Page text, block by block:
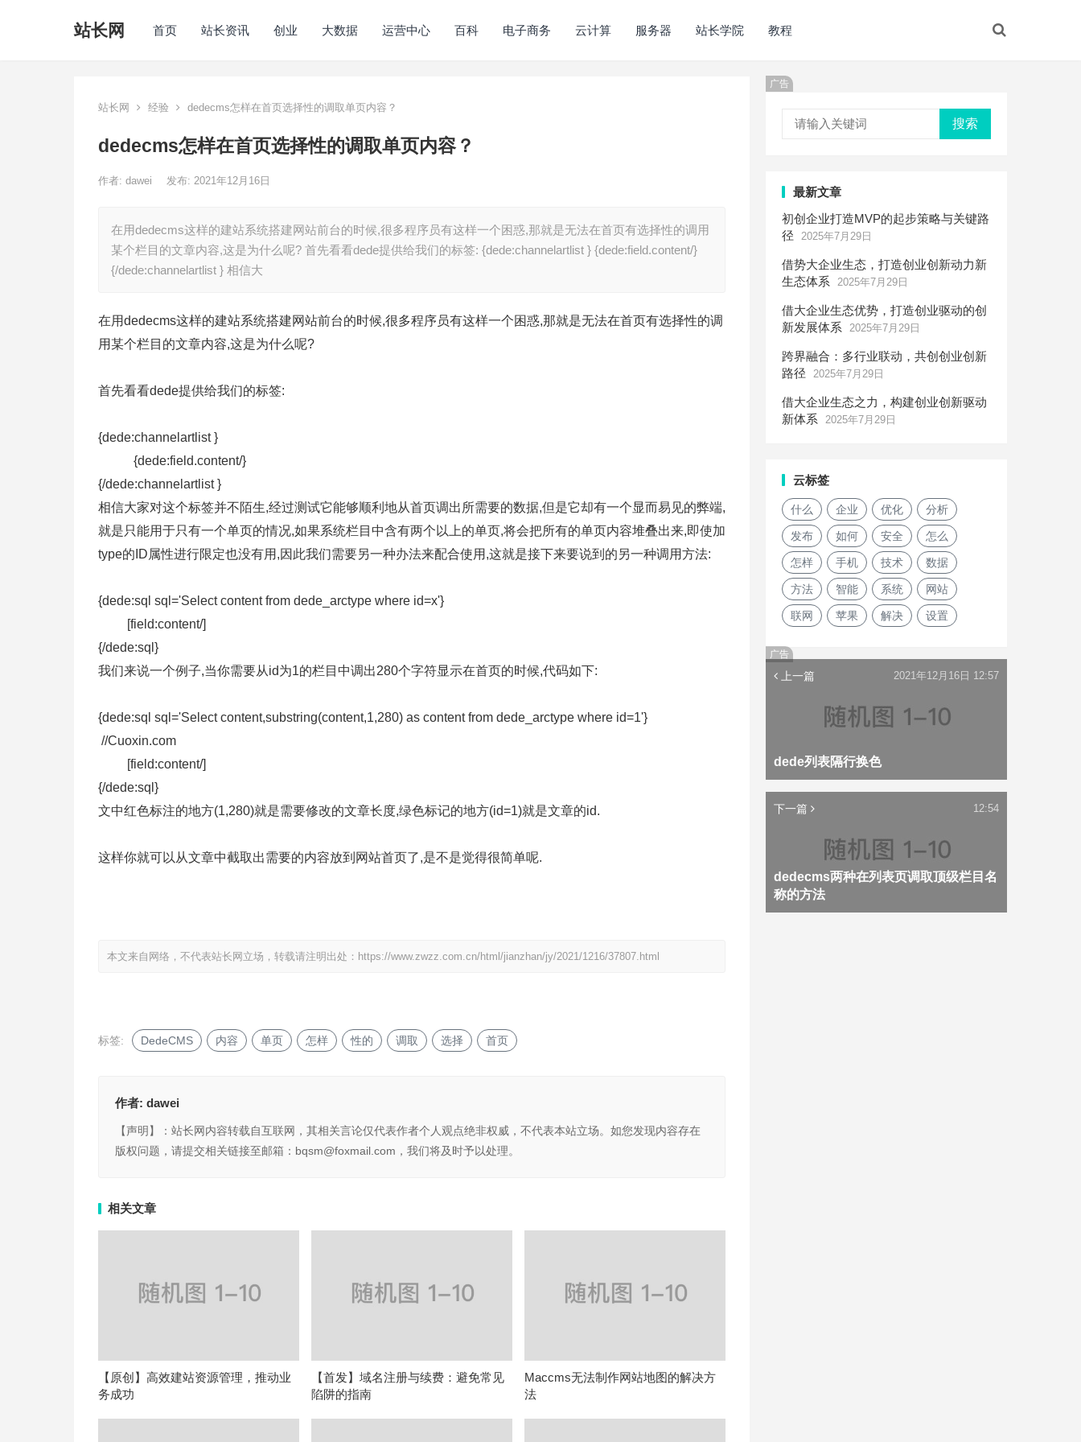
站长网 首页 站长资讯 创业 大数据 运营中心 百科 电子商务 云计算 服务器 站长学院 教程
站长网 经验 dedecms怎样在首页选择性的调取单页内容？
dedecms怎样在首页选择性的调取单页内容？
作者: dawei 发布: 2021年12月16日
在用dedecms这样的建站系统搭建网站前台的时候,很多程序员有这样一个困惑,那就是无法在首页有选择性的调用
某个栏目的文章内容,这是为什么呢? 首先看看dede提供给我们的标签: {dede:channelartlist } {dede:field.content/}
{/dede:channelartlist } 相信大
在用dedecms这样的建站系统搭建网站前台的时候,很多程序员有这样一个困惑,那就是无法在首页有选择性的调
用某个栏目的文章内容,这是为什么呢?
首先看看dede提供给我们的标签:
{dede:channelartlist }
{dede:field.content/}
{/dede:channelartlist }
相信大家对这个标签并不陌生,经过测试它能够顺利地从首页调出所需要的数据,但是它却有一个显而易见的弊端,
就是只能用于只有一个单页的情况,如果系统栏目中含有两个以上的单页,将会把所有的单页内容堆叠出来,即使加
type的ID属性进行限定也没有用,因此我们需要另一种办法来配合使用,这就是接下来要说到的另一种调用方法:
{dede:sql sql='Select content from dede_arctype where id=x'}
[field:content/]
{/dede:sql}
我们来说一个例子,当你需要从id为1的栏目中调出280个字符显示在首页的时候,代码如下:
{dede:sql sql='Select content,substring(content,1,280) as content from dede_arctype where id=1'}
//Cuoxin.com
[field:content/]
{/dede:sql}
文中红色标注的地方(1,280)就是需要修改的文章长度,绿色标记的地方(id=1)就是文章的id.
这样你就可以从文章中截取出需要的内容放到网站首页了,是不是觉得很简单呢.
本文来自网络，不代表站长网立场，转载请注明出处： https://www.zwzz.com.cn/html/jianzhan/jy/2021/1216/37807.html
标签: DedeCMS 内容 单页 怎样 性的 调取 选择 首页
作者: dawei
【声明】：站长网内容转载自互联网，其相关言论仅代表作者个人观点绝非权威，不代表本站立场。如您发现内容存在
版权问题，请提交相关链接至邮箱：bqsm@foxmail.com，我们将及时予以处理。
相关文章
【原创】高效建站资源管理，推动业
务成功
【首发】域名注册与续费：避免常见
陷阱的指南
Maccms无法制作网站地图的解决方
法
广告
搜索
最新文章
初创企业打造MVP的起步策略与关键路
径
2025年7月29日
借势大企业生态，打造创业创新动力新
生态体系
2025年7月29日
借大企业生态优势，打造创业驱动的创
新发展体系
2025年7月29日
跨界融合：多行业联动，共创创业创新
路径
2025年7月29日
借大企业生态之力，构建创业创新驱动
新体系
2025年7月29日
云标签
什么 企业 优化 分析
发布 如何 安全 怎么
怎样 手机 技术 数据
方法 智能 系统 网站
联网 苹果 解决 设置
广告
上一篇
dede列表隔行换色
2021年12月16日 12:57
下一篇
dedecms两种在列表页调取顶级栏目名
称的方法
12:54